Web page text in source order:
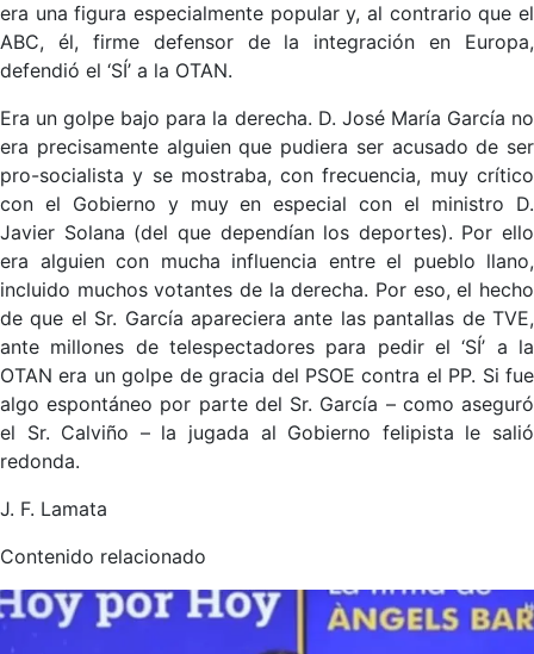
era una figura especialmente popular y, al contrario que el
ABC, él, firme defensor de la integración en Europa,
defendió el ‘SÍ’ a la OTAN.
Era un golpe bajo para la derecha. D. José María García no
era precisamente alguien que pudiera ser acusado de ser
pro-socialista y se mostraba, con frecuencia, muy crítico
con el Gobierno y muy en especial con el ministro D.
Javier Solana (del que dependían los deportes). Por ello
era alguien con mucha influencia entre el pueblo llano,
incluido muchos votantes de la derecha. Por eso, el hecho
de que el Sr. García apareciera ante las pantallas de TVE,
ante millones de telespectadores para pedir el ‘SÍ’ a la
OTAN era un golpe de gracia del PSOE contra el PP. Si fue
algo espontáneo por parte del Sr. García – como aseguró
el Sr. Calviño – la jugada al Gobierno felipista le salió
redonda.
J. F. Lamata
Contenido relacionado